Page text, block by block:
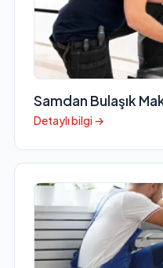
Samdan Bulaşık
Detaylı bilgi →